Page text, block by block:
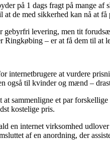
på 1 dags fragt på mange af
at de med sikkerhed kan nå at
levering, men tit
– er at få dem til at
internetbrugere at vurdere
også til kvinder og mænd –
sammenligne et par
kostelige pris.
en internet virksomhed
af en anordning, der